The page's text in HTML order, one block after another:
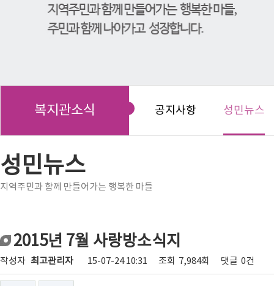
복지관소식 공지사항 성민뉴스
성민뉴스
지역주민과 함께 만들어가는 행복한 마들
2015년 7월 사랑방소식지
작성자 최고관리자 15-07-24 10:31 조회 7,984회 댓글 0건